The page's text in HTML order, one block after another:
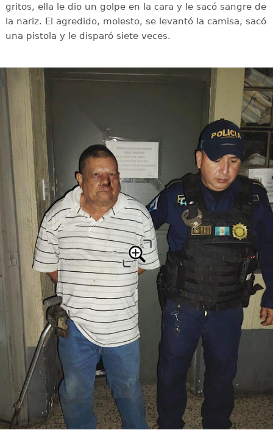
gritos, ella le dio un golpe en la cara y le sacó sangre de
la nariz. El agredido, molesto, se levantó la camisa, sacó
una pistola y le disparó siete veces.